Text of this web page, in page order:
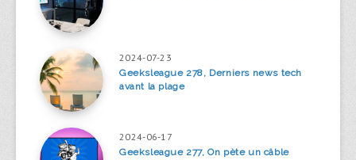
2024-07-23
Geeksleague 278, Derniers news tech
avant la plage
2024-06-17
Geeksleague 277, On pète un câble